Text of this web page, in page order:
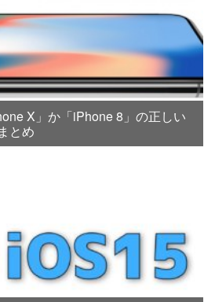
X」か「iPhone 8」の正しい
とめ